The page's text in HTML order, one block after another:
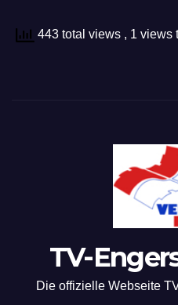
443 total views , 1 views
TV-
Die offizielle Webseite